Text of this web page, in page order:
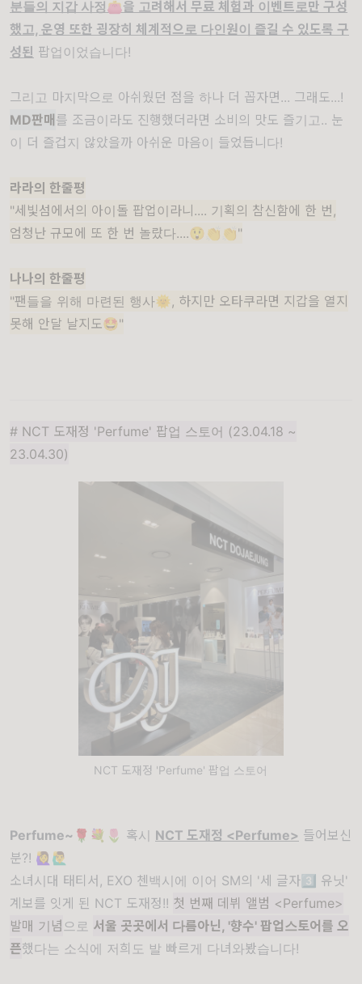
분들의 지갑 사정👛을 고려해서 무료 체험과 이벤트로만 구성
했고, 운영 또한 굉장히 체계적으로 다인원이 즐길 수 있도록 구
성된 팝업이었습니다!
그리고 마지막으로 아쉬웠던 점을 하나 더 꼽자면... 그래도...!
MD판매를 조금이라도 진행했더라면 소비의 맛도 즐기고.. 눈
이 더 즐겁지 않았을까 아쉬운 마음이 들었듭니다!
라라의 한줄평
"세빛섬에서의 아이돌 팝업이라니.... 기획의 참신함에 한 번,
엄청난 규모에 또 한 번 놀랐다....😲👏👏"
나나의 한줄평
"팬들을 위해 마련된 행사🌞, 하지만 오타쿠라면 지갑을 열지
못해 안달 날지도🤩"
# NCT 도재정 'Perfume' 팝업 스토어 (23.04.18 ~
23.04.30)
NCT 도재정 'Perfume' 팝업 스토어
Perfume~ 🌹💐🌷 혹시 NCT 도재정 <Perfume> 들어보신
분?! 🙋‍♀️🙋‍♂️
소녀시대 태티서, EXO 첸백시에 이어 SM의 '세 글자3️⃣ 유닛'
계보를 잇게 된 NCT 도재정!! 첫 번째 데뷔 앨범 <Perfume>
발매 기념 으로 서울 곳곳에서 다름아닌, '향수' 팝업스토어를 오
픈했다는 소식에 저희도 발 빠르게 다녀와봤습니다!